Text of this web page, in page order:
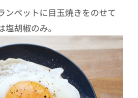
ンペットに目玉焼きをのせて
胡椒のみ。